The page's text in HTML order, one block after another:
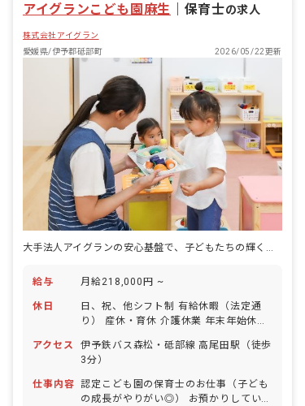
アイグランこども園麻生 保育士の求人
株式会社アイグラン
愛媛県/伊予郡砥部町
2026/05/22更新
大手法人アイグランの安心基盤で、子どもたちの輝く未来を育む保育士に
給与 月給218,000円 ~
休日
日、祝、他シフト制 有給休暇（法定通
り） 産休・育休 介護休業 年末年始休暇
能性有
アクセス
伊予鉄バス森松・砥部線 高尾田駅（徒歩
3分）
仕事内容 認定こども園の保育士のお仕事（子ども
の成長がやりがい◎） お預かりしている